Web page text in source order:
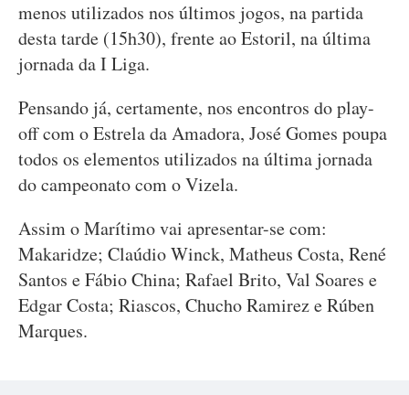
menos utilizados nos últimos jogos, na partida
desta tarde (15h30), frente ao Estoril, na última
jornada da I Liga.
Pensando já, certamente, nos encontros do play-
off com o Estrela da Amadora, José Gomes poupa
todos os elementos utilizados na última jornada
do campeonato com o Vizela.
Assim o Marítimo vai apresentar-se com:
Makaridze; Claúdio Winck, Matheus Costa, René
Santos e Fábio China; Rafael Brito, Val Soares e
Edgar Costa; Riascos, Chucho Ramirez e Rúben
Marques.